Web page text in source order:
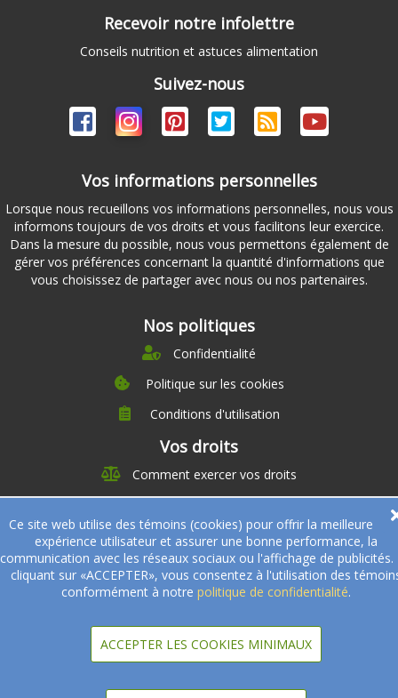
Ce site web utilise des témoins (cookies) pour offrir la meilleure
expérience utilisateur et assurer une bonne performance, la
communication avec les réseaux sociaux ou l'affichage de publicités.
cliquant sur «ACCEPTER», vous consentez à l'utilisation des
conformément à notre politique de confidentialité.
ACCEPTER LES COOKIES MINIMAUX
Recevoir notre infolettre
Conseils nutrition et astuces alimentation
Suivez-nous
Vos informations personnelles
Lorsque nous recueillons vos informations personnelles, nous vous
informons toujours de vos droits et vous facilitons leur exercice.
Dans la mesure du possible, nous vous permettons également de
gérer vos préférences concernant la quantité d'informations que
vous choisissez de partager avec nous ou nos partenaires.
Nos politiques
Confidentialité
Politique sur les cookies
Conditions d'utilisation
Vos droits
Comment exercer vos droits
À propos
Nutrition
Offre
Témoignages
Partenaires
Nos partenaires
Devenir Partenaire
Professionnels de la santé
réservés.